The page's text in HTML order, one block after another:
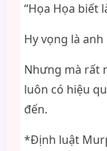
“Họa Họa biết
Hy vọng là
Nhưng mà rất
luôn có hiệu
đến.
*Định luật